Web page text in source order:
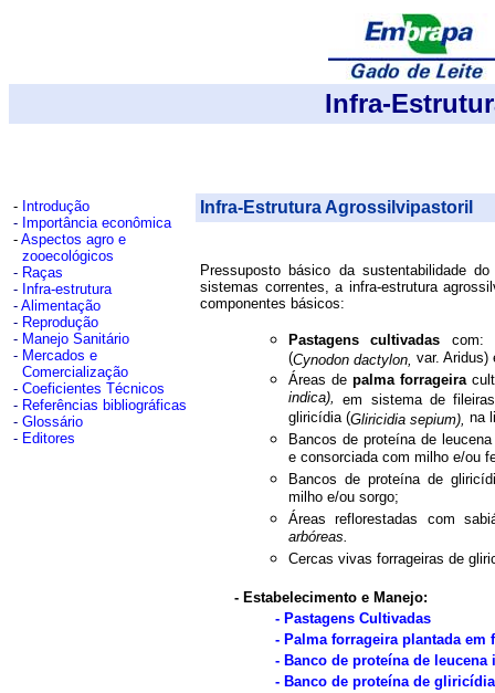
Infra-
- Introdução
- Importância econômica
- Aspectos agro e
zooecológicos
- Raças
- Infra-estrutura
- Alimentação
- Reprodução
- Manejo Sanitário
- Mercados e
Comercialização
- Coeficientes Técnicos
- Referências bibliográficas
- Glossário
- Editores
Infra-Estrutura Agrossilvipastoril
Pressuposto básico da sustentabilidade
sistemas correntes, a infra-estrutura
componentes básicos:
Pastagens cultivadas com:
(Cynodon dactylon, var. Aridus)
Áreas de palma forrageira
indica), em sistema de
gliricídia (Gliricidia sepium), na
Bancos de proteína de
e consorciada com milho e/ou
Bancos de proteína de
milho e/ou sorgo;
Áreas reflorestadas com
arbóreas.
Cercas vivas forrageiras de
- Estabelecimento e Manejo:
- Pastagens Cultivadas
- Palma forrageira plantada em
- Banco de proteína de
- Banco de proteína de